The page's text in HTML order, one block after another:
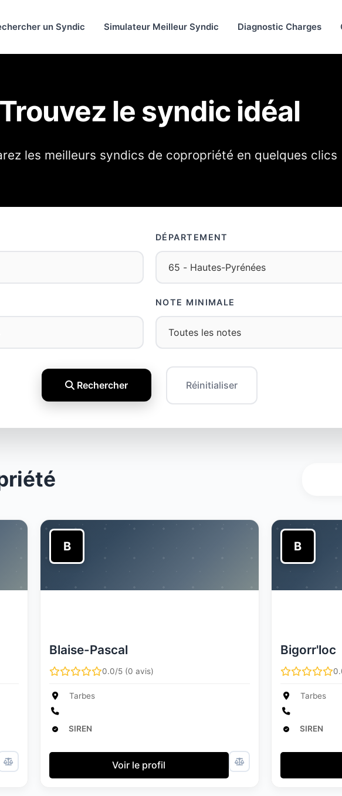
un Syndic Simulateur Meilleur Syndic Diagnostic Charges
Trouvez le syndic idéal
les meilleurs syndics de copropriété en quelques clics
DÉPARTEMENT
NOTE MINIMALE
Rechercher Réinitialiser
B
Blaise-Pascal
0.0/5 (0 avis)
Tarbes
SIREN
Voir le profil
B
Bigorr'loc
Tarbes
SIREN